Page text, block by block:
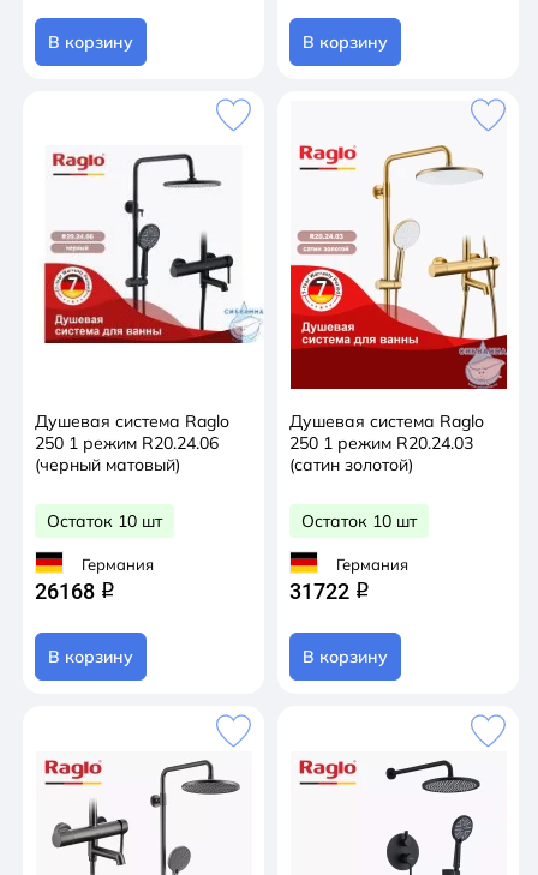
В корзину В корзину
Душевая система Raglo
250 1 режим R20.24.06
(черный матовый)
Остаток 10 шт
Германия
26168 q
В корзину
Душевая система Raglo
250 1 режим R20.24.03
(сатин золотой)
Остаток 10 шт
Германия
31722 q
В корзину